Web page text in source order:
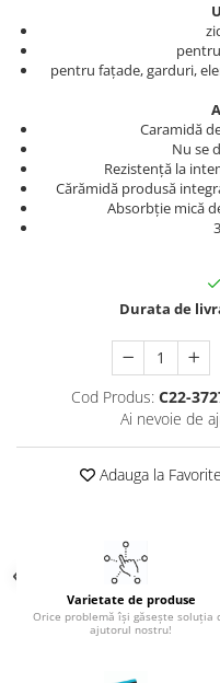
pentru fațade, garduri,
Caramidă
Nu se
Rezistență la
Cărămidă produsă
Absorbție mică
Durata de
Cod Produs: C22-
Ai nevoie de
Adauga la Favorite
Varietate de produse
Orice problemă își găsește soluția
ajutorul nostru!